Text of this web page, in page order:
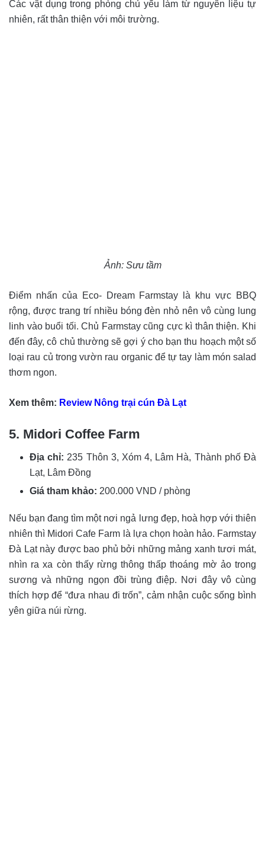
Các vật dụng trong phòng chủ yếu làm từ nguyên liệu tự
nhiên, rất thân thiện với môi trường.
Ảnh: Sưu tầm
Điểm nhấn của Eco- Dream Farmstay là khu vực BBQ
rộng, được trang trí nhiều bóng đèn nhỏ nên vô cùng lung
linh vào buổi tối. Chủ Farmstay cũng cực kì thân thiện. Khi
đến đây, cô chủ thường sẽ gợi ý cho bạn thu hoạch một số
loại rau củ trong vườn rau organic để tự tay làm món salad
thơm ngon.
Xem thêm: Review Nông trại cún Đà Lạt
5. Midori Coffee Farm
Địa chỉ: 235 Thôn 3, Xóm 4, Lâm Hà, Thành phố Đà
Lạt, Lâm Đồng
Giá tham khảo: 200.000 VND / phòng
Nếu bạn đang tìm một nơi ngả lưng đẹp, hoà hợp với thiên
nhiên thì Midori Cafe Farm là lựa chọn hoàn hảo. Farmstay
Đà Lạt này được bao phủ bởi những mảng xanh tươi mát,
nhìn ra xa còn thấy rừng thông thấp thoáng mờ ảo trong
sương và những ngọn đồi trùng điệp. Nơi đây vô cùng
thích hợp để “đưa nhau đi trốn”, cảm nhận cuộc sống bình
yên giữa núi rừng.